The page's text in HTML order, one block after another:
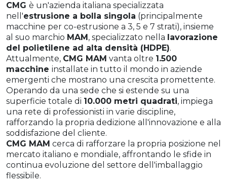
CMG è un'azienda italiana specializzata
nell'estrusione a bolla singola (principalmente
macchine per co-estrusione a 3, 5 e 7 strati), insieme
al suo marchio MAM , specializzato nella lavorazione
del polietilene ad alta densità (HDPE).
Attualmente, CMG MAM vanta oltre 1.500
macchine installate in tutto il mondo in aziende
emergenti che mostrano una crescita promettente.
Operando da una sede che si estende su una
superficie totale di 10.000 metri quadrati, impiega
una rete di professionisti in varie discipline,
rafforzando la propria dedizione all'innovazione e alla
soddisfazione del cliente.
CMG MAM cerca di rafforzare la propria posizione nel
mercato italiano e mondiale, affrontando le sfide in
continua evoluzione del settore dell'imballaggio
flessibile.